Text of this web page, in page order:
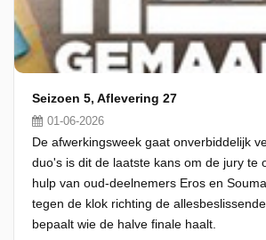
Seizoen 5, Aflevering 27
01-06-2026
De afwerkingsweek gaat onverbiddelijk
duo's is dit de laatste kans om de jury te
hulp van oud-deelnemers Eros en
tegen de klok richting de
bepaalt wie de halve finale haalt.